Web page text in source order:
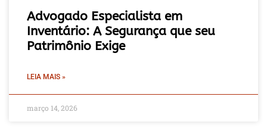
Advogado Especialista em
Inventário: A Segurança que seu
Patrimônio Exige
LEIA MAIS »
março 14, 2026